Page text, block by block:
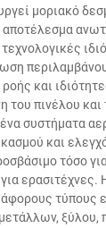
μοριακό
ροής και
του πινέλου
συστήματα
και
τόσο
ερασιτέχνες.
τύπους
ξύλου,